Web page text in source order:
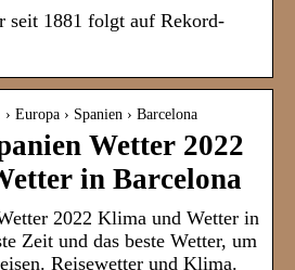
seit 1881 folgt auf Rekord-
Europa › Spanien › Barcelona
Wetter 2022
in Barcelona
2022 Klima und Wetter in
Zeit und das beste Wetter, um
Reisewetter und Klima.